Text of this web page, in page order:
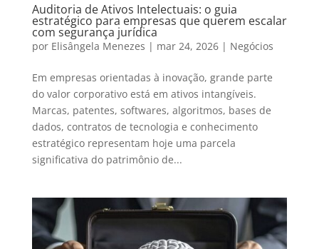
Auditoria de Ativos Intelectuais: o guia
estratégico para empresas que querem escalar
com segurança jurídica
por Elisângela Menezes | mar 24, 2026| Negócios
Em empresas orientadas à inovação, grande parte
do valor corporativo está em ativos intangíveis.
Marcas, patentes, softwares, algoritmos, bases de
dados, contratos de tecnologia e conhecimento
estratégico representam hoje uma parcela
significativa do patrimônio de...